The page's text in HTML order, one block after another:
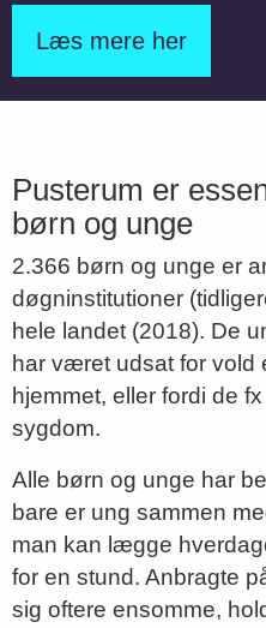
Læs mere her
Pusterum er
børn og unge
2.366 børn og unge er
døgninstitutioner
hele landet (2018). De
har været udsat for vold
hjemmet, eller fordi de
sygdom.
Alle børn og unge har
bare er ung sammen
man kan lægge
for en stund. Anbragte
sig oftere ensomme,